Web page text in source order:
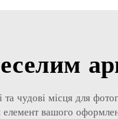
та чудові місця для
вашого